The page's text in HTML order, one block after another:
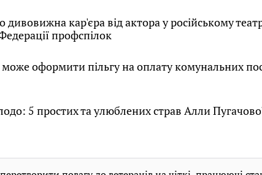
кар'єра від актора у російському
профспілок
оформити пільгу на оплату комунальних
5 простих та улюблених страв Алли